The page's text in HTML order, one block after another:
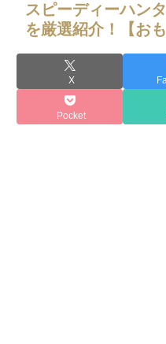
スピーディーハン
を厳選紹介！【お
X
Pocket